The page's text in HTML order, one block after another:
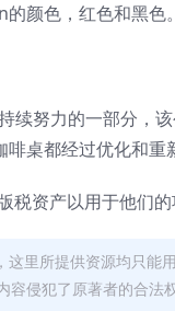
颜色，红色和黑色。
努力的一部分，
桌都经过优化和重
资产以用于他们的
里所提供资源均只能
侵犯了原著者的合法